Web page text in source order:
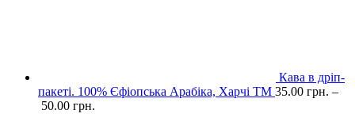
Кава в дріп-
пакеті. 100% Єфіопська Арабіка, Харчі ТМ 35.00 грн. –
50.00 грн.